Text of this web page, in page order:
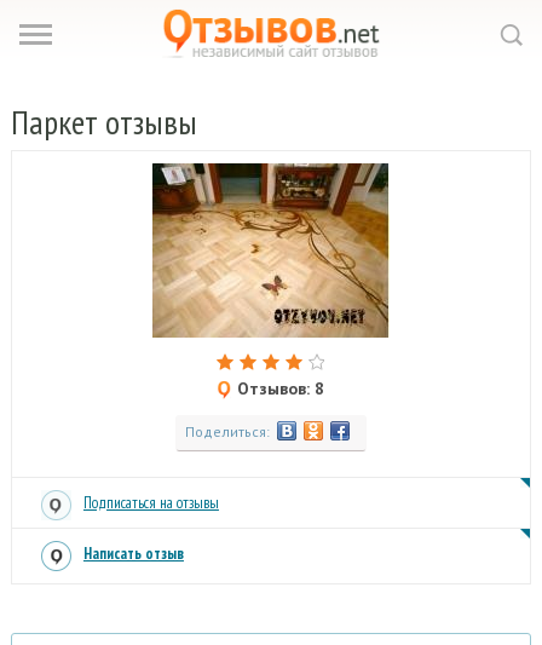
Паркет отзывы
Отзывов: 8
Поделиться:
Подписаться на отзывы
Написать отзыв